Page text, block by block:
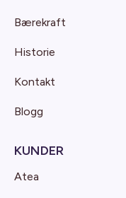
Bærekraft
Historie
Kontakt
Blogg
KUNDER
Atea